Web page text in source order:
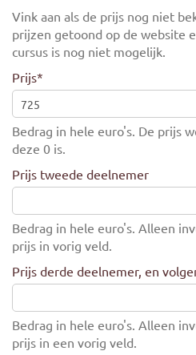
Vink aan als de prijs nog niet
prijzen getoond op de website
cursus is nog niet mogelijk.
Prijs*
Bedrag in hele euro's. De prijs
deze 0 is.
Prijs tweede deelnemer
Bedrag in hele euro's. Alleen
prijs in vorig veld.
Prijs derde deelnemer, en
Bedrag in hele euro's. Alleen
prijs in een vorig veld.